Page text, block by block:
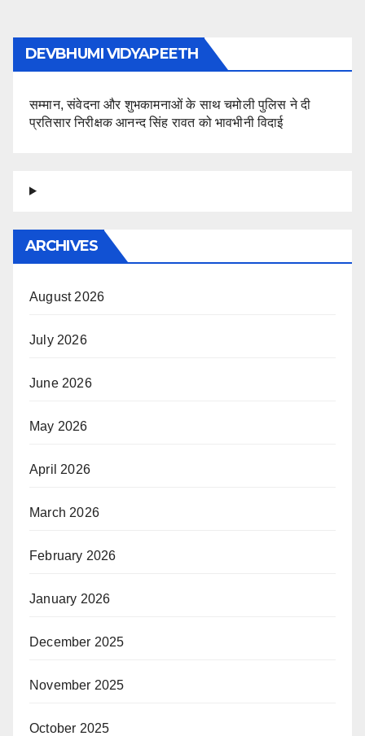
DEVBHUMI VIDYAPEETH
सम्मान, संवेदना और शुभकामनाओं के साथ चमोली पुलिस ने दी
प्रतिसार निरीक्षक आनन्द सिंह रावत को भावभीनी विदाई
ARCHIVES
August 2026
July 2026
June 2026
May 2026
April 2026
March 2026
February 2026
January 2026
December 2025
November 2025
October 2025